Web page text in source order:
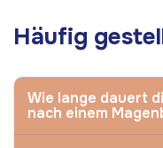
Häufig
Wie lange dauert
nach einem